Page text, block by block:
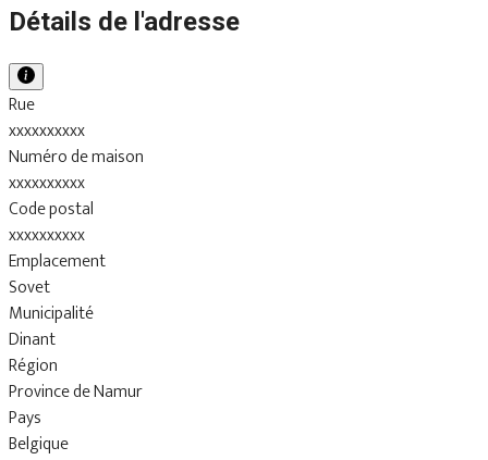
Détails de l'adresse
Rue
xxxxxxxxxx
Numéro de maison
xxxxxxxxxx
Code postal
xxxxxxxxxx
Emplacement
Sovet
Municipalité
Dinant
Région
Province de Namur
Pays
Belgique